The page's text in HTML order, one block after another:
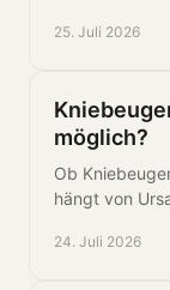
25. Juli 2026
möglich?
Ob
hängt von
24. Juli 2026